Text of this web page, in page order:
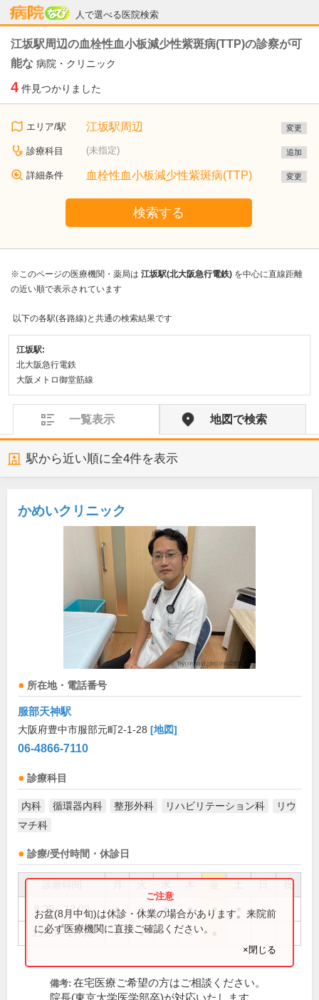
人で選べる医院検索
病院なび
江坂駅周辺の血栓性血小板減少性紫斑病(TTP)の診察が可
能な 病院・クリニック
4 件見つかりました
エリア/駅 江坂駅周辺 変更
診療科目 (未指定) 追加
詳細条件 血栓性血小板減少性紫斑病(TTP) 変更
検索する
※このページの医療機関・薬局は 江坂駅(北大阪急行電鉄) を中心に直線距離
の近い順で表示されています
以下の各駅(各路線)と共通の検索結果です
江坂駅:
北大阪急行電鉄
大阪メトロ御堂筋線
一覧表示 地図で検索
駅から近い順に全4件を表示
かめいクリニック
所在地・電話番号
服部天神駅
大阪府豊中市服部元町2-1-28 [地図]
06-4866-7110
診療科目
内科 循環器内科 整形外科 リハビリテーション科
リウ
マチ科
診療/受付時間・休診日
祝
8:30～12:00 ● ● ● ● ●
15:00～17:30 ● ● ●
お盆(8月中旬)は休診・休業の場合があります。来院前
に必ず医療機関に直接ご確認ください。
×閉じる
備考: 在宅医療ご希望の方はご相談ください。